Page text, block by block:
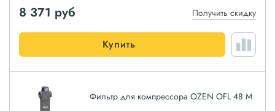
8 371 руб Получить скидку
Купить
Фильтр для компрессора OZEN OFL 48 M